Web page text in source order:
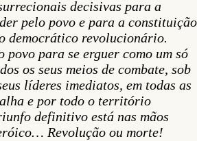
decisivas para a
pelo povo e para a constituição
democrático revolucionário.
povo para se erguer como um só
os seus meios de combate, sob
líderes imediatos, em todas as
e por todo o território
definitivo está nas mãos
Revolução ou morte!